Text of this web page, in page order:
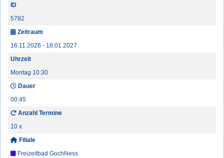
ID
5782
Zeitraum
16.11.2026 - 18.01.2027
Uhrzeit
Montag 10:30
Dauer
00:45
Anzahl Termine
10 x
Filiale
Freizeitbad GochNess